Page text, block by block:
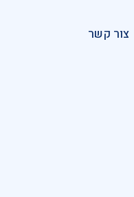
צור קשר